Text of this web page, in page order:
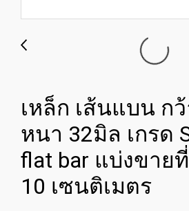
เหล็ก เส้นแบน ก
หนา 32มิล เกรด
flat bar แบ่งขาย
10 เซนติเมตร